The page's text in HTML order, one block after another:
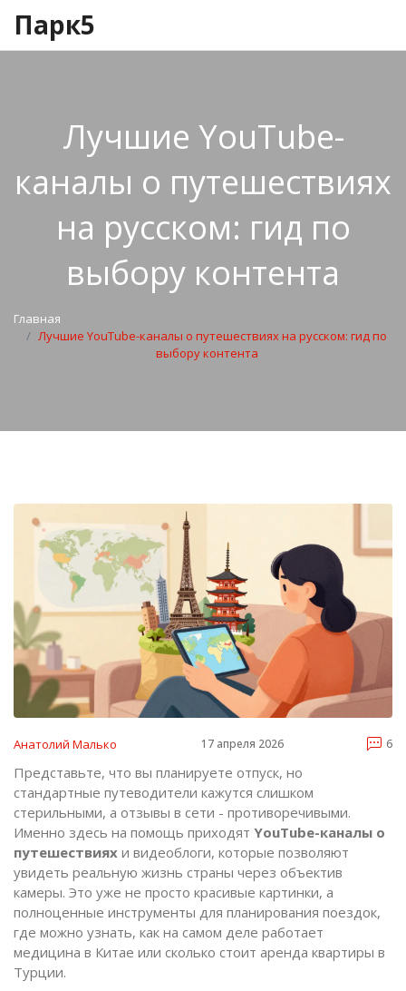
Парк5
Лучшие YouTube-
каналы о путешествиях
на русском: гид по
выбору контента
Главная
Лучшие YouTube-каналы о путешествиях на русском: гид по
выбору контента
Анатолий Малько 17 апреля 2026 6
Представьте, что вы планируете отпуск, но
стандартные путеводители кажутся слишком
стерильными, а отзывы в сети - противоречивыми.
Именно здесь на помощь приходят YouTube-каналы о
путешествиях и видеоблоги, которые позволяют
увидеть реальную жизнь страны через объектив
камеры. Это уже не просто красивые картинки, а
полноценные инструменты для планирования поездок,
где можно узнать, как на самом деле работает
медицина в Китае или сколько стоит аренда квартиры в
Турции.